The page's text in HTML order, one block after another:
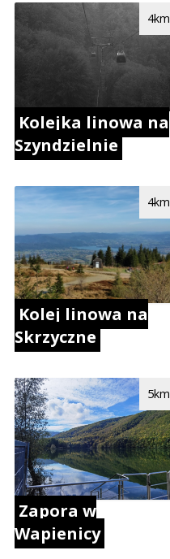
Kolejka linowa na
Szyndzielnie
4km
Kolej linowa na
Skrzyczne
4km
Zapora w
Wapienicy
5km